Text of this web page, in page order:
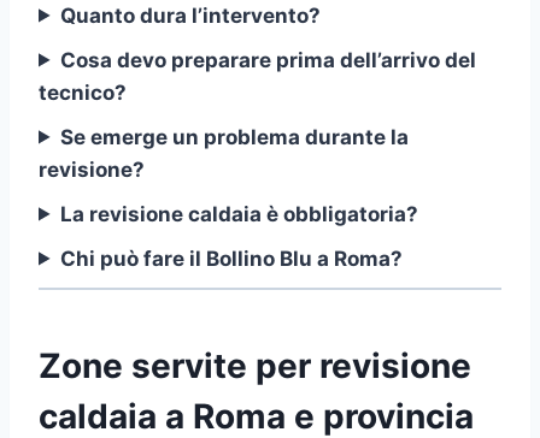
Quanto dura l’intervento?
Cosa devo preparare prima dell’arrivo del
tecnico?
Se emerge un problema durante la
revisione?
La revisione caldaia è obbligatoria?
Chi può fare il Bollino Blu a Roma?
Zone servite per revisione
caldaia a Roma e provincia